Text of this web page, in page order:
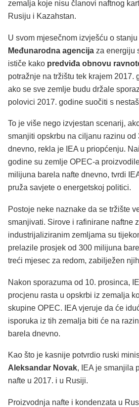
zemalja koje nisu članovi naftnog
Rusiju i Kazahstan.
U svom mjesečnom izvješću o stanju
Međunarodna agencija za energiju
ističe kako predviđa obnovu
potražnje na tržištu tek krajem 2017.
ako se sve zemlje budu držale
polovici 2017. godine suočiti s
To je više nego izvjestan scenarij,
smanjiti opskrbu na ciljanu razinu
dnevno, rekla je IEA u priopćenju.
godine su zemlje OPEC-a
milijuna barela nafte dnevno, tvrdi
pruža savjete o energetskoj politici.
Postoje neke naznake da se tržište
smanjivati. Sirove i rafinirane naftne
industrijaliziranim zemljama su
prelazile prosjek od 300 milijuna
treći mjesec za redom, zabilježen
Nakon sporazuma od 10. prosinca,
procjenu rasta u opskrbi iz zemalja
skupine OPEC. IEA vjeruje da će
isporuka iz tih zemalja biti će na
barela dnevno.
Kao što je kasnije potvrdio ruski
Aleksandar Novak, IEA je smanjila
nafte u 2017. i u Rusiji.
Proizvodnja nafte i kondenzata u